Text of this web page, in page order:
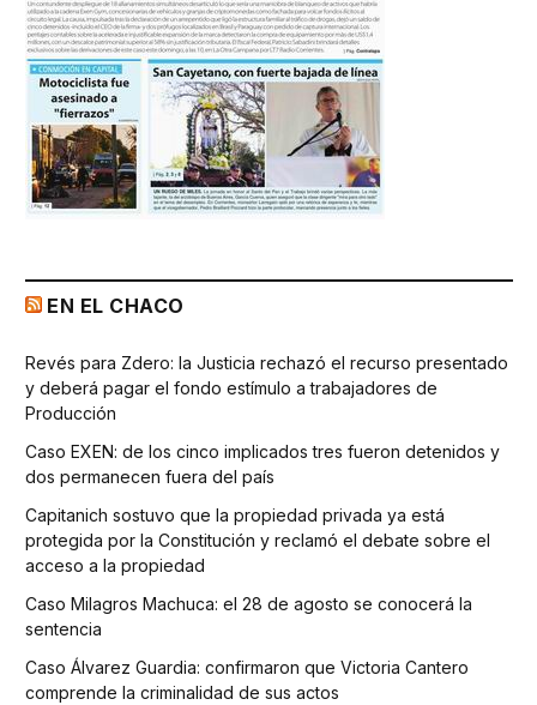
EN EL CHACO
Revés para Zdero: la Justicia rechazó el recurso presentado
y deberá pagar el fondo estímulo a trabajadores de
Producción
Caso EXEN: de los cinco implicados tres fueron detenidos y
dos permanecen fuera del país
Capitanich sostuvo que la propiedad privada ya está
protegida por la Constitución y reclamó el debate sobre el
acceso a la propiedad
Caso Milagros Machuca: el 28 de agosto se conocerá la
sentencia
Caso Álvarez Guardia: confirmaron que Victoria Cantero
comprende la criminalidad de sus actos